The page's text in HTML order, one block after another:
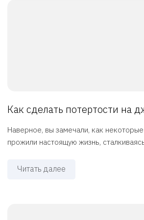
Как сделать потертости на
Наверное, вы замечали, как
прожили настоящую жизнь,
Читать далее